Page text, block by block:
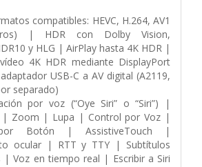
compatibles: HEVC, H.264, AV1
| HDR con Dolby Vision,
y HLG | AirPlay hasta 4K HDR |
4K HDR mediante DisplayPort
USB-C a AV digital (A2119,
separado)
por voz (“Oye Siri” o “Siri”) |
| Zoom | Lupa | Control por Voz |
Botón | AssistiveTouch |
ocular | RTT y TTY | Subtítulos
| Voz en tiempo real | Escribir a Siri